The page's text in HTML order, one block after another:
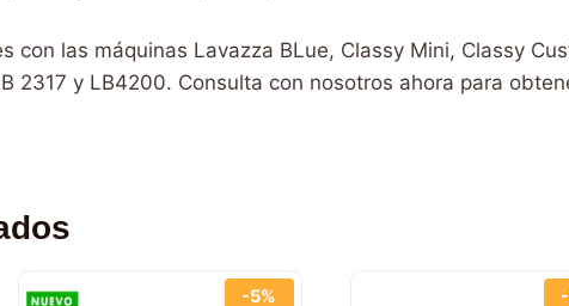
con las máquinas Lavazza BLue, Classy Mini, Classy
2317 y LB4200. Consulta con nosotros ahora para
-5%